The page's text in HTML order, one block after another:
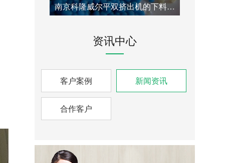
南京科隆威尔平双挤出机的下料口改造方案：针对喂料瓶颈问题的专业技术解决方案
资讯中心
客户案例 新闻资讯
合作客户